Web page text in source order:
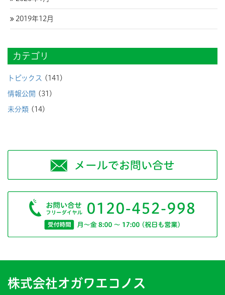
2019年12月
カテゴリ
トピックス (141)
情報公開 (31)
未分類 (14)
株式会社オガワエコノス